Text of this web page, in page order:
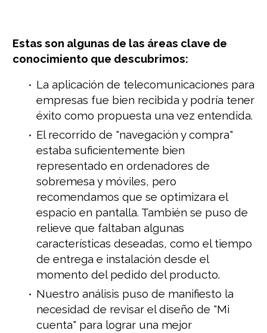
Estas son algunas de las áreas clave de
conocimiento que descubrimos:
La aplicación de telecomunicaciones para
empresas fue bien recibida y podría tener
éxito como propuesta una vez entendida.
El recorrido de "navegación y compra"
estaba suficientemente bien
representado en ordenadores de
sobremesa y móviles, pero
recomendamos que se optimizara el
espacio en pantalla. También se puso de
relieve que faltaban algunas
características deseadas, como el tiempo
de entrega e instalación desde el
momento del pedido del producto.
Nuestro análisis puso de manifiesto la
necesidad de revisar el diseño de "Mi
cuenta" para lograr una mejor